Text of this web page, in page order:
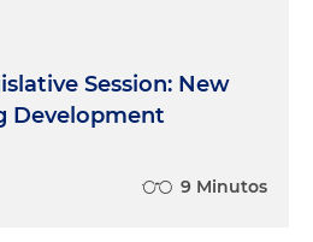
Session: New
Development
9 Minutos